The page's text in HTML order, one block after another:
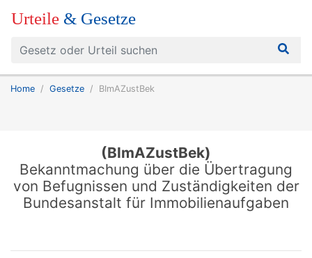
Urteile & Gesetze
Home Gesetze BImAZustBek
(BImAZustBek)
Bekanntmachung über die Übertragung
von Befugnissen und Zuständigkeiten der
Bundesanstalt für Immobilienaufgaben